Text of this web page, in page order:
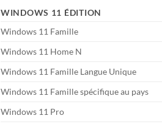
WINDOWS 11 ÉDITION
Windows 11 Famille
Windows 11 Home N
Windows 11 Famille Langue Unique
Windows 11 Famille spécifique au pays
Windows 11 Pro